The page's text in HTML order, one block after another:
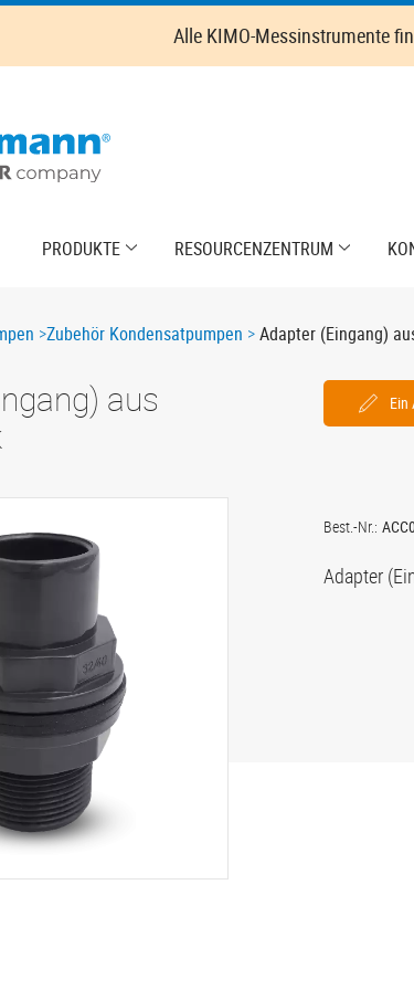
Alle KIMO-Messinstrumente
PRODUKTE RESOURCENZENTRUM
Zubehör Kondensatpumpen Adapter (Eingang)
aus
Ein
Best.-Nr.:
Adapter